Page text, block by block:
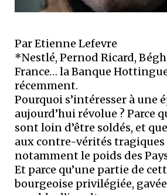
Par Etienne Lefevre
*Nestlé, Pernod Ricard,
France… la Banque
récemment.
Pourquoi s’intéresser à une
aujourd’hui révolue ? Parce
sont loin d’être soldés, et
aux contre-vérités
notamment le poids des
Et parce qu’une partie de
bourgeoise privilégiée,